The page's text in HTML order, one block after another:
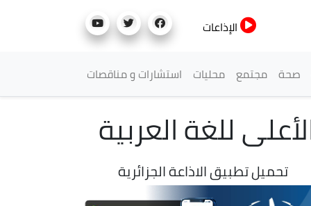
الإذاعات
صحة مجتمع محليات استشارات و مناقصات
للغة العربية
تحميل تطبيق الاذاعة الجزائرية